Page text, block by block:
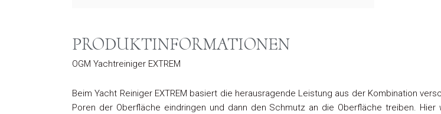
PRODUKTINFORMATIONEN
OGM Yachtreiniger EXTREM
Beim Yacht Reiniger EXTREM basiert die herausragende Leistung aus der Kombination
Poren der Oberfläche eindringen und dann den Schmutz an die Oberfläche treiben.